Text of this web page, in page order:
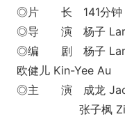
◎片 长 141分钟
◎导 演 杨子
◎编 剧 杨子 Larry
欧健儿 Kin-Yee Au
◎主 演 成龙
张子枫